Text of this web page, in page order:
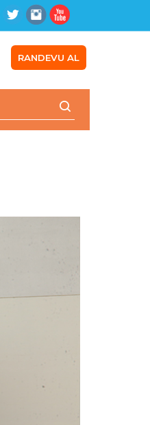
RANDEVU AL